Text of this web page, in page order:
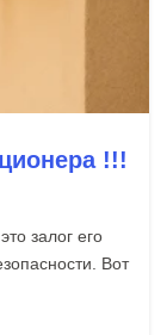
!!!
залог его
Вот